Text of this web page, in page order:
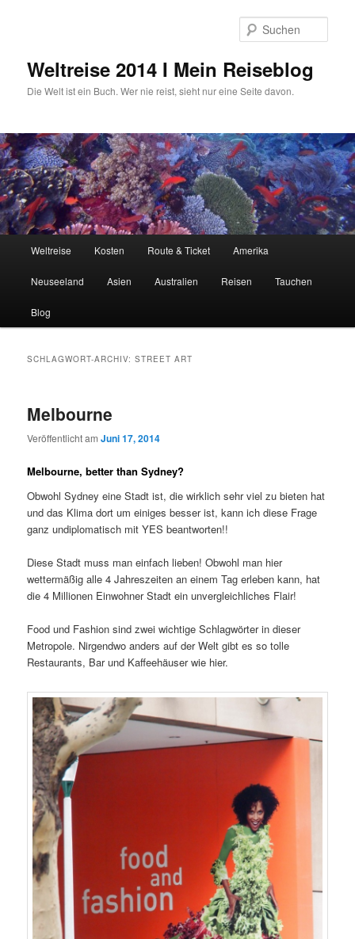
Weltreise 2014 I Mein Reiseblog
Die Welt ist ein Buch. Wer nie reist, sieht nur eine Seite davon.
Weltreise Kosten Route & Ticket Amerika
Neuseeland Asien Australien Reisen Tauchen
Blog
SCHLAGWORT-ARCHIV:STREET ART
Melbourne
Veröffentlicht amJuni 17, 2014
Melbourne, better than Sydney?
Obwohl Sydney eine Stadt ist, die wirklich sehr viel zu bieten hat
und das Klima dort um einiges besser ist, kann ich diese Frage
ganz undiplomatisch mit YES beantworten!!
Diese Stadt muss man einfach lieben! Obwohl man hier
wettermäßig alle 4 Jahreszeiten an einem Tag erleben kann, hat
die 4 Millionen Einwohner Stadt ein unvergleichliches Flair!
Food und Fashion sind zwei wichtige Schlagwörter in dieser
Metropole. Nirgendwo anders auf der Welt gibt es so tolle
Restaurants, Bar und Kaffeehäuser wie hier.